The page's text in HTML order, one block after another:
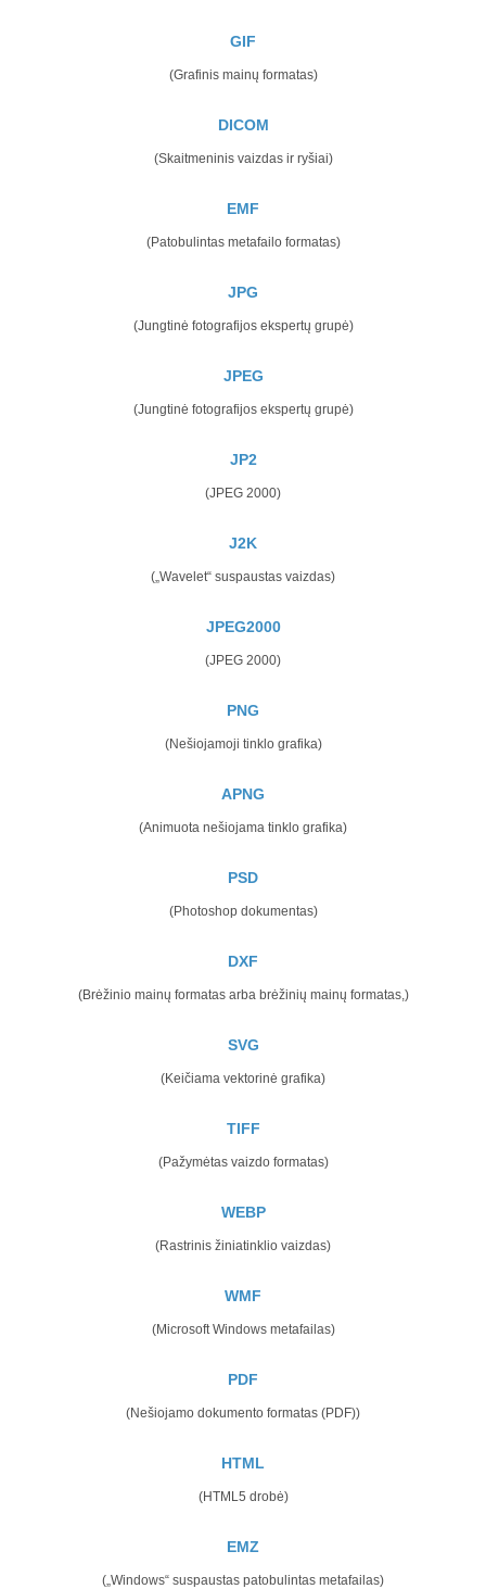
GIF
(Grafinis mainų formatas)
DICOM
(Skaitmeninis vaizdas ir ryšiai)
EMF
(Patobulintas metafailo formatas)
JPG
(Jungtinė fotografijos ekspertų grupė)
JPEG
(Jungtinė fotografijos ekspertų grupė)
JP2
(JPEG 2000)
J2K
(„Wavelet“ suspaustas vaizdas)
JPEG2000
(JPEG 2000)
PNG
(Nešiojamoji tinklo grafika)
APNG
(Animuota nešiojama tinklo grafika)
PSD
(Photoshop dokumentas)
DXF
(Brėžinio mainų formatas arba brėžinių mainų formatas,)
SVG
(Keičiama vektorinė grafika)
TIFF
(Pažymėtas vaizdo formatas)
WEBP
(Rastrinis žiniatinklio vaizdas)
WMF
(Microsoft Windows metafailas)
PDF
(Nešiojamo dokumento formatas (PDF))
HTML
(HTML5 drobė)
EMZ
(„Windows“ suspaustas patobulintas metafailas)